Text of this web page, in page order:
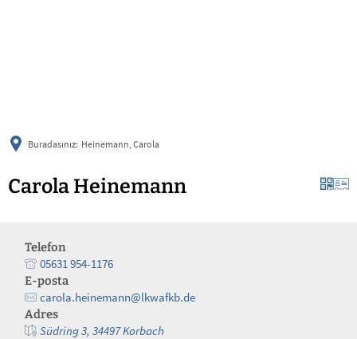
Buradasınız: Heinemann, Carola
Carola Heinemann
Telefon
05631 954-1176
E-posta
carola.heinemann@lkwafkb.de
Adres
Südring 3, 34497 Korbach